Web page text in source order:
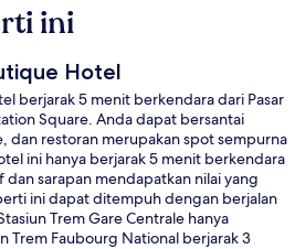
ini
Hotel
berjarak 5 menit berkendara dari Pasar
Square. Anda dapat bersantai
restoran merupakan spot sempurna
ini hanya berjarak 5 menit berkendara
sarapan mendapatkan nilai yang
ini dapat ditempuh dengan berjalan
Trem Gare Centrale hanya
Trem Faubourg National berjarak 3